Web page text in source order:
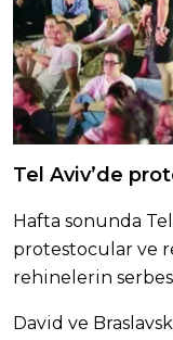
Tel Aviv’de
Hafta sonunda
protestocular ve
rehinelerin
David ve